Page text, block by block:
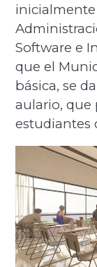
inicialmente
Software e
que el
básica, se
aulario, que
estudiantes